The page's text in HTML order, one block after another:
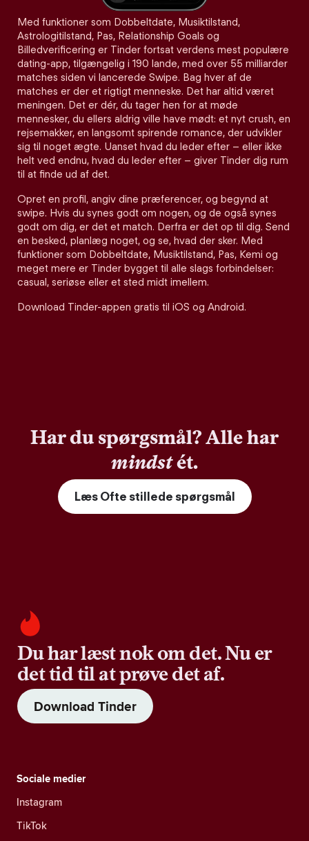
Med funktioner som Dobbeltdate, Musiktilstand,
Astrologitilstand, Pas, Relationship Goals og
Billedverificering er Tinder fortsat verdens mest populære
dating-app, tilgængelig i 190 lande, med over 55 milliarder
matches siden vi lancerede Swipe. Bag hver af de
matches er der et rigtigt menneske. Det har altid været
meningen. Det er dér, du tager hen for at møde
mennesker, du ellers aldrig ville have mødt: et nyt crush, en
rejsemakker, en langsomt spirende romance, der udvikler
sig til noget ægte. Uanset hvad du leder efter – eller ikke
helt ved endnu, hvad du leder efter – giver Tinder dig rum
til at finde ud af det.
Opret en profil, angiv dine præferencer, og begynd at
swipe. Hvis du synes godt om nogen, og de også synes
godt om dig, er det et match. Derfra er det op til dig. Send
en besked, planlæg noget, og se, hvad der sker. Med
funktioner som Dobbeltdate, Musiktilstand, Pas, Kemi og
meget mere er Tinder bygget til alle slags forbindelser:
casual, seriøse eller et sted midt imellem.
Download Tinder-appen gratis til iOS og Android.
Har du spørgsmål? Alle har
mindstét.
Læs Ofte stillede spørgsmål
Du har læst nok om det. Nu er
det tid til at prøve det af.
Download Tinder
Sociale medier
Instagram
TikTok